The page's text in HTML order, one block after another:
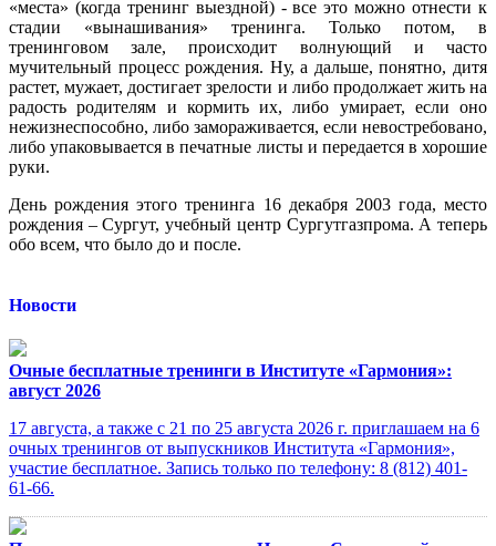
«места» (когда тренинг выездной) - все это можно отнести к
стадии «вынашивания» тренинга. Только потом, в
тренинговом зале, происходит волнующий и часто
мучительный процесс рождения. Ну, а дальше, понятно, дитя
растет, мужает, достигает зрелости и либо продолжает жить на
радость родителям и кормить их, либо умирает, если оно
нежизнеспособно, либо замораживается, если невостребовано,
либо упаковывается в печатные листы и передается в хорошие
руки.
День рождения этого тренинга 16 декабря 2003 года, место
рождения – Сургут, учебный центр Сургутгазпрома. А теперь
обо всем, что было до и после.
Новости
Очные бесплатные тренинги в Институте «Гармония»:
август 2026
17 августа, а также с 21 по 25 августа 2026 г. приглашаем на 6
очных тренингов от выпускников Института «Гармония»,
участие бесплатное. Запись только по телефону: 8 (812) 401-
61-66.